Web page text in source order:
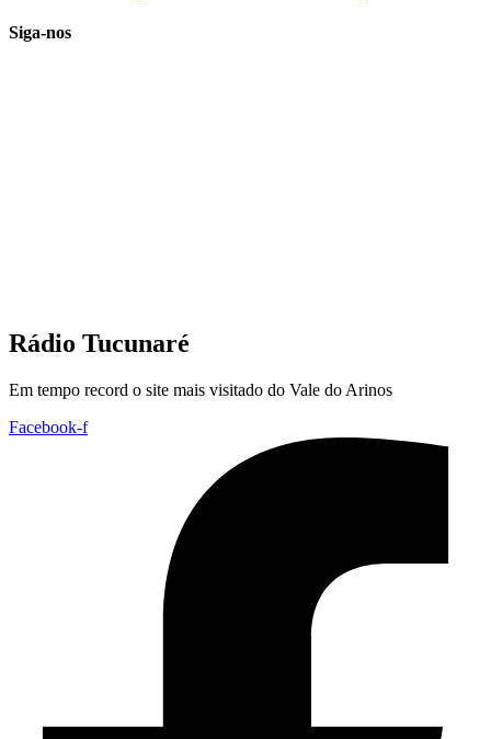
Siga-nos
Rádio Tucunaré
Em tempo record o site mais visitado do Vale do Arinos
Facebook-f